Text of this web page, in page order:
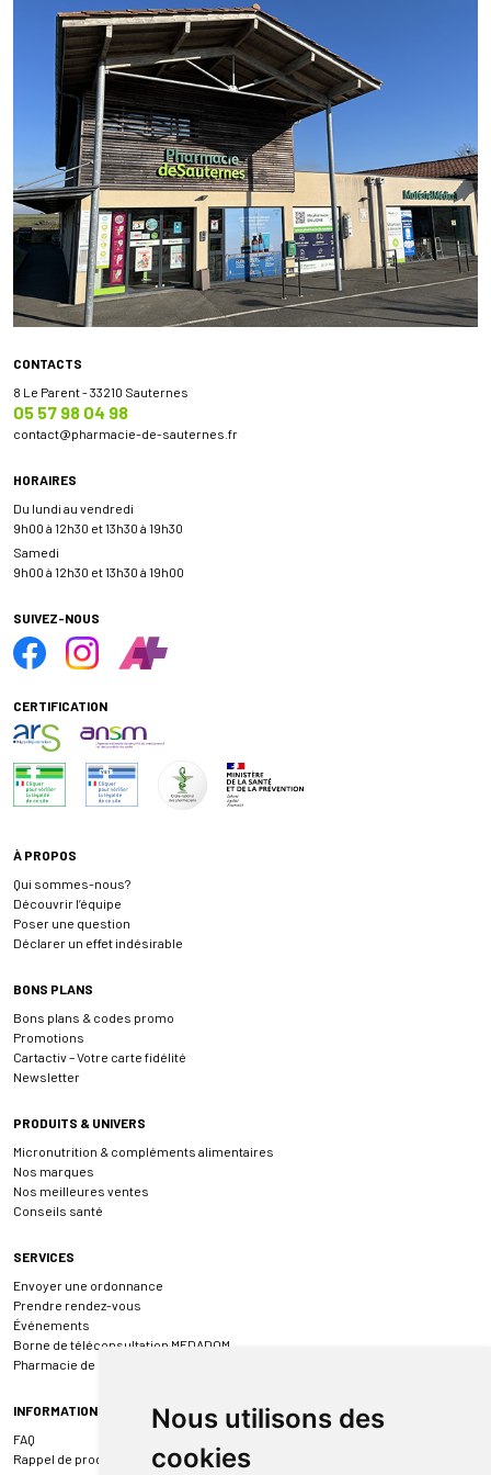
Nous utilisons des
cookies
CONTACTS
8 Le Parent - 33210 Sauternes
05 57 98 04 98
contact@pharmacie-de-sauternes.fr
HORAIRES
Du lundi au vendredi
9h00 à 12h30 et 13h30 à 19h30
Samedi
9h00 à 12h30 et 13h30 à 19h00
SUIVEZ-NOUS
CERTIFICATION
À PROPOS
Qui sommes-nous?
Découvrir l’équipe
Poser une question
Déclarer un effet indésirable
BONS PLANS
Bons plans & codes promo
Promotions
Cartactiv – Votre carte fidélité
Newsletter
PRODUITS & UNIVERS
Micronutrition & compléments alimentaires
Nos marques
Nos meilleures ventes
Conseils santé
SERVICES
Envoyer une ordonnance
Prendre rendez-vous
Événements
Borne de téléconsultation MEDADOM
Pharmacie de garde
INFORMATIONS
FAQ
Rappel de produit